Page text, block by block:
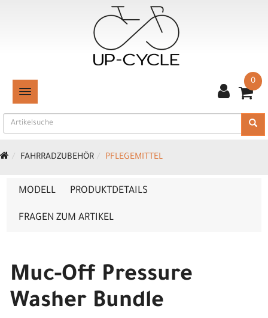
TOGGLE NAVIGATION
0
FAHRRADZUBEHÖR PFLEGEMITTEL
MODELL PRODUKTDETAILS
FRAGEN ZUM ARTIKEL
Muc-Off Pressure
Washer Bundle